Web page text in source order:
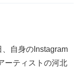
自身のInstagram
ーティストの河北